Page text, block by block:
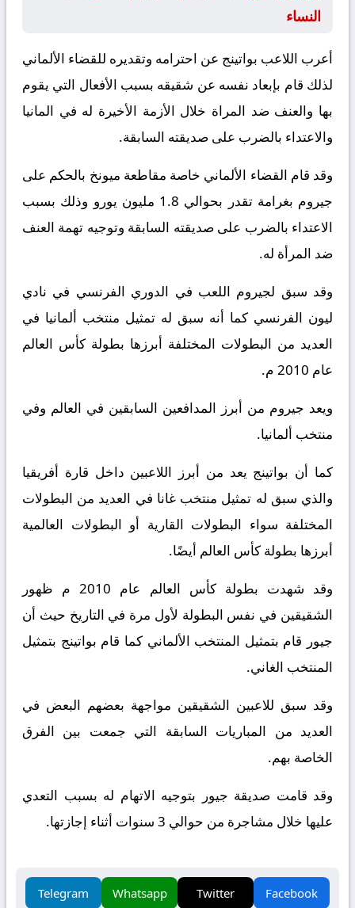
النساء
أعرب اللاعب بواتينج عن احترامه وتقديره للقضاء الألماني
لذلك قام بإبعاد نفسه عن شقيقه بسبب الأفعال التي يقوم
بها والعنف ضد المراة خلال الأزمة الأخيرة له في المانيا
والاعتداء بالضرب على صديقته السابقة.
وقد قام القضاء الألماني خاصة مقاطعة ميونخ بالحكم على
جيروم بغرامة تقدر بحوالي 1.8 مليون يورو وذلك بسبب
الاعتداء بالضرب على صديقته السابقة وتوجيه تهمة العنف
ضد المرأة له.
وقد سبق لجيروم اللعب في الدوري الفرنسي في نادي
ليون الفرنسي كما أنه سبق له تمثيل منتخب ألمانيا في
العديد من البطولات المختلفة أبرزها بطولة كأس العالم
عام 2010 م.
ويعد جيروم من أبرز المدافعين السابقين في العالم وفي
منتخب ألمانيا.
كما أن بواتينج يعد من أبرز اللاعبين داخل قارة أفريقيا
والذي سبق له تمثيل منتخب غانا في العديد من البطولات
المختلفة سواء البطولات القارية أو البطولات العالمية
أبرزها بطولة كأس العالم أيضًا.
وقد شهدت بطولة كأس العالم عام 2010 م ظهور
الشقيقين في نفس البطولة لأول مرة في التاريخ حيث أن
جيور قام بتمثيل المنتخب الألماني كما قام بواتينج بتمثيل
المنتخب الغاني.
وقد سبق للاعبين الشقيقين مواجهة بعضهم البعض في
العديد من المباريات السابقة التي جمعت بين الفرق
الخاصة بهم.
وقد قامت صديقة جيور بتوجيه الاتهام له بسبب التعدي
عليها خلال مشاجرة من حوالي 3 سنوات أثناء إجازتها.
Facebook
Twitter
Whatsapp
Telegram